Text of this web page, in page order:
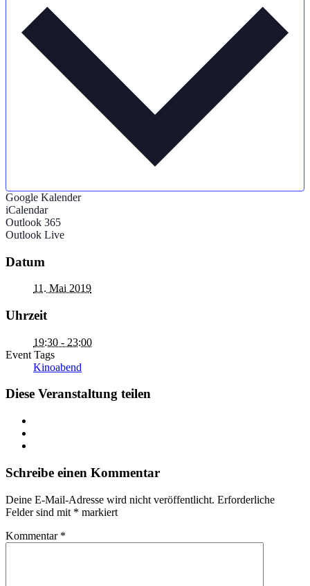
Google Kalender
iCalendar
Outlook 365
Outlook Live
Datum
11. Mai 2019
Uhrzeit
19:30 - 23:00
Event Tags
Kinoabend
Diese Veranstaltung teilen
Schreibe einen Kommentar
Deine E-Mail-Adresse wird nicht veröffentlicht. Erforderliche
Felder sind mit * markiert
Kommentar *